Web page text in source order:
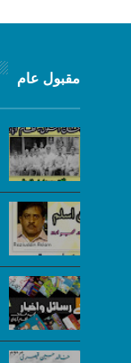
مقبول عام